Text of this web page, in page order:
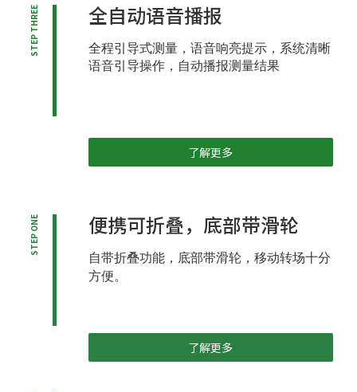
STEP THREE 全自动语音播报
全程引导式测量，语音响亮提示，系统清晰
语音引导操作，自动播报测量结果
了解更多
STEP ONE 便携可折叠，底部带滑轮
自带折叠功能，底部带滑轮，移动转场十分
方便。
了解更多